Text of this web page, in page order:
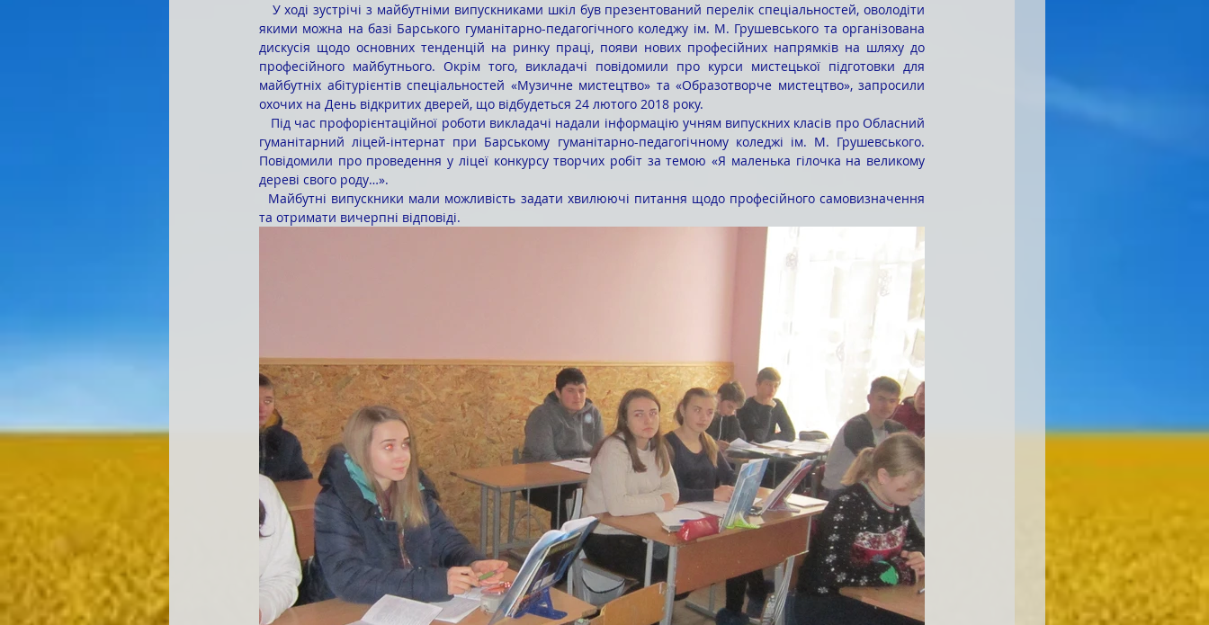
якими можна на базі Барського гуманітарно-педагогічного коледжу ім. М. Грушевського та організована
дискусія щодо основних тенденцій на ринку праці, появи нових професійних напрямків на шляху до
професійного майбутнього. Окрім того, викладачі повідомили про курси мистецької підготовки для
майбутніх абітурієнтів спеціальностей «Музичне мистецтво» та «Образотворче мистецтво», запросили
охочих на День відкритих дверей, що відбудеться 24 лютого 2018 року.
гуманітарний ліцей-інтернат при Барському гуманітарно-педагогічному коледжі ім. М. Грушевського.
Повідомили про проведення у ліцеї конкурсу творчих робіт за темою «Я маленька гілочка на великому
дереві свого роду…».
та отримати вичерпні відповіді.